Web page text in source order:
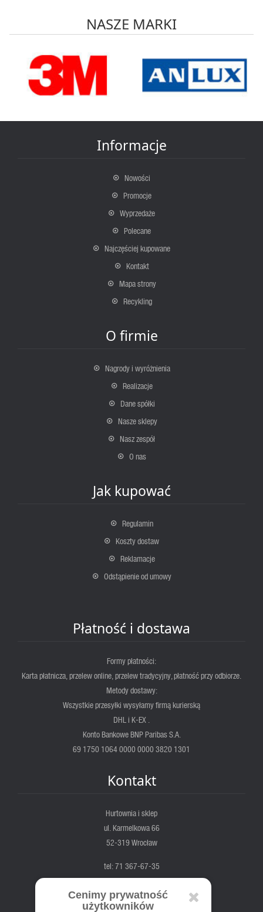
NASZE MARKI
Informacje
Nowości
Promocje
Wyprzedaże
Polecane
Najczęściej kupowane
Kontakt
Mapa strony
Recykling
O firmie
Nagrody i wyróżnienia
Realizacje
Dane spółki
Nasze sklepy
Nasz zespół
O nas
Jak kupować
Regulamin
Koszty dostaw
Reklamacje
Odstąpienie od umowy
Płatność i dostawa
Formy płatności:
Karta płatnicza, przelew online, przelew tradycyjny, płatność przy odbiorze.
Metody dostawy:
Wszystkie przesyłki wysyłamy firmą kurierską
DHL i K-EX .
Konto Bankowe BNP Paribas S.A.
69 1750 1064 0000 0000 3820 1301
Kontakt
Hurtownia i sklep
ul. Karmelkowa 66
52-319 Wrocław
tel: 71 367-67-35
fortis@fortis.wroc.pl
pn-pt. 7:00 - 17:00
sob. 8:00 - 14:00
Cenimy prywatność
użytkowników